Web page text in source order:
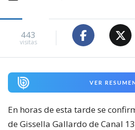
443
visitas
VER
En horas de esta tarde se
de Gissella Gallardo de Canal